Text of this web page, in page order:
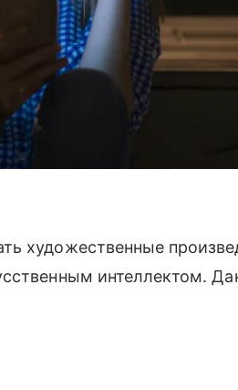
художественные
интеллектом.